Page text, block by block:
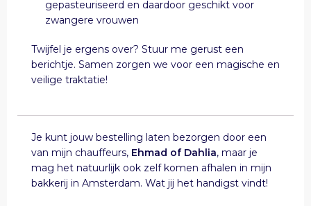
gepasteuriseerd en daardoor geschikt voor
zwangere vrouwen
Twijfel je ergens over? Stuur me gerust een
berichtje. Samen zorgen we voor een magische en
veilige traktatie!
Je kunt jouw bestelling laten bezorgen door een
van mijn chauffeurs, Ehmad of Dahlia, maar je
mag het natuurlijk ook zelf komen afhalen in mijn
bakkerij in Amsterdam. Wat jij het handigst vindt!